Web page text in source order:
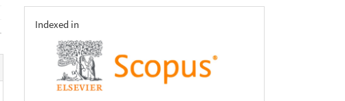
indexing
Indexed in